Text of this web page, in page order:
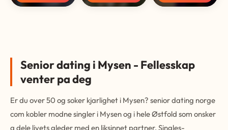
Senior dating i Mysen - Fellesskap
venter pa deg
Er du over 50 og soker kjarlighet i Mysen? senior dating norge
com kobler modne singler i Mysen og i hele Østfold som onsker
a dele livets gleder med en liksinnet partner. Singles-